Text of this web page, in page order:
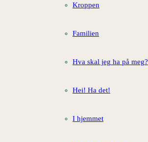
Kroppen
Familien
Hva skal jeg ha på meg?
Hei! Ha det!
I hjemmet